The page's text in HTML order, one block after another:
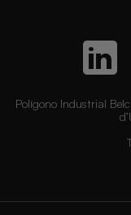
Polígono Industrial